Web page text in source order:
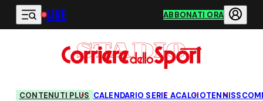
Vai al contenuto principale
LIVE ABBONATI ORA
CONTENUTI PLUS CALENDARIO SERIE ACALCIOTENNIS